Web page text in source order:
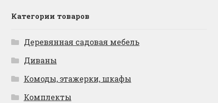
Категории товаров
Деревянная садовая мебель
Диваны
Комоды, этажерки, шкафы
Комплекты